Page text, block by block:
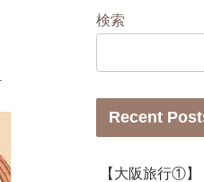
検索
Recent
【大阪旅行①